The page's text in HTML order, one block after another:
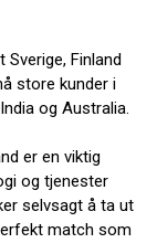
Finland
store kunder i
og Australia.
er en viktig
og tjenester
selvsagt å ta ut
match som